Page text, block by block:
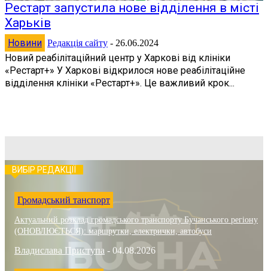
Рестарт запустила нове відділення в місті
Харьків
Новини Редакція сайту - 26.06.2024
Новий реабілітаційний центр у Харкові від клініки
«Рестарт+» У Харкові відкрилося нове реабілітаційне
відділення клініки «Рестарт+». Це важливий крок...
ВИБІР РЕДАКЦІЇ
Громадський танспорт
Актуальний розклад громадського транспорту Бучанського регіону
(ОНОВЛЮЄТЬСЯ): маршрутки, електрички, автобуси
Владислава Приступа - 04.08.2026